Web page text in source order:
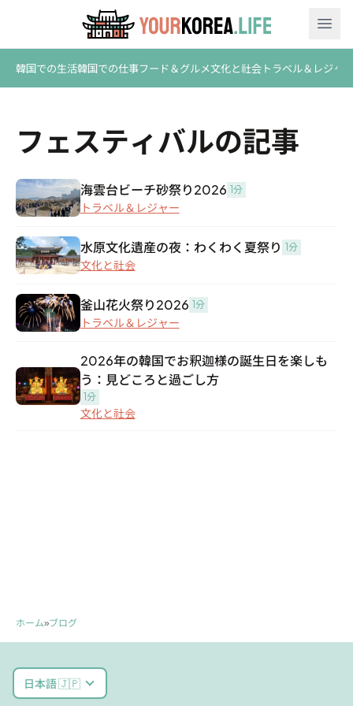
韓国での生活韓国での仕事フード＆グルメ文化と社会 トラベル＆レジャー
フェスティバルの記事
海雲台ビーチ砂祭り2026 1分
トラベル＆レジャー
水原文化遺産の夜：わくわく夏祭り 1分
文化と社会
釜山花火祭り2026 1分
トラベル＆レジャー
2026年の韓国でお釈迦様の誕生日を楽しも
う：見どころと過ごし方
1分
文化と社会
ホーム»ブログ
日本語 🇯🇵